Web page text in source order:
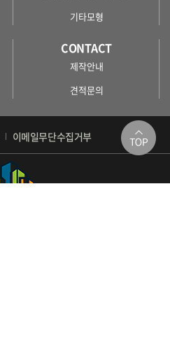
기타모형
CONTACT
제작안내
견적문의
이메일무단수집거부